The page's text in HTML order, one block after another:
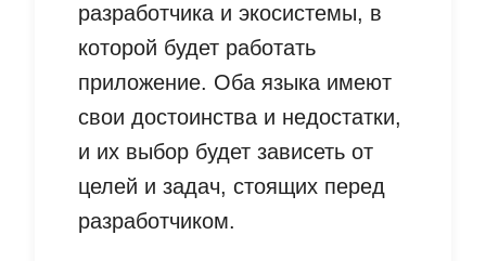
разработчика и экосистемы, в
которой будет работать
приложение. Оба языка имеют
свои достоинства и недостатки,
и их выбор будет зависеть от
целей и задач, стоящих перед
разработчиком.